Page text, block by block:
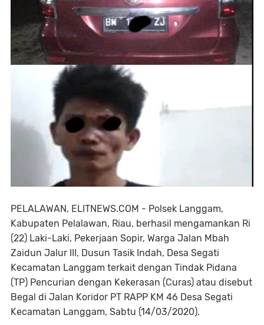
PELALAWAN, ELITNEWS.COM - Polsek Langgam,
Kabupaten Pelalawan, Riau, berhasil mengamankan Ri
(22) Laki-Laki, Pekerjaan Sopir, Warga Jalan Mbah
Zaidun Jalur III, Dusun Tasik Indah, Desa Segati
Kecamatan Langgam terkait dengan Tindak Pidana
(TP) Pencurian dengan Kekerasan (Curas) atau disebut
Begal di Jalan Koridor PT RAPP KM 46 Desa Segati
Kecamatan Langgam, Sabtu (14/03/2020).